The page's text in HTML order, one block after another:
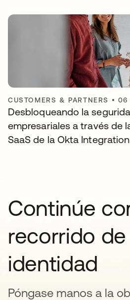
CUSTOMERS & PARTNERS • 06
Desbloqueando la
empresariales a través de
SaaS de la Okta
Continúe
recorrido de
identidad
Póngase manos a la